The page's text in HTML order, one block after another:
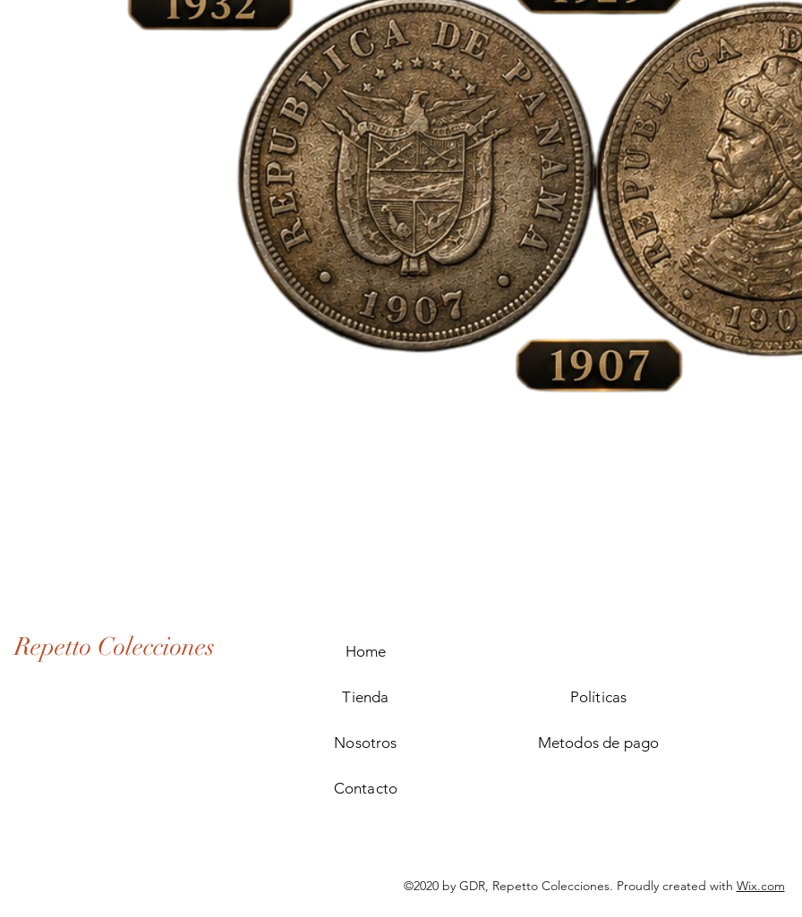
Repetto Colecciones Home
Tienda
Nosotros
Contacto
Políticas
Metodos de pago
©2020 by GDR, Repetto Colecciones. Proudly created with Wix.com